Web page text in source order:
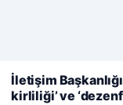
Web sitemizi nasıl
kullanıyoruz.Çerez
İletişim
kirliliği’ ve